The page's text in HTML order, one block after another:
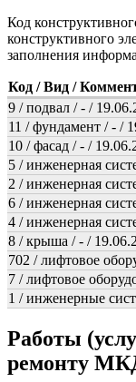
Код
конструктивного
заполнения
Код / Вид /
9 / подвал / - /
11 / фундамент / - /
10 / фасад / - /
5 / инженерная
2 / инженерная
6 / инженерная
4 / инженерная
8 / крыша / - /
702 / лифтовое
7 / лифтовое
1 / инженерные
Работы
ремонту